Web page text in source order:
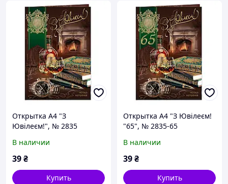
Открытка A4 "З
Ювілеєм!", № 2835
В наличии
39₴
Купить
Открытка A4 "З Ювілеєм!
"65", № 2835-65
В наличии
39₴
Купить